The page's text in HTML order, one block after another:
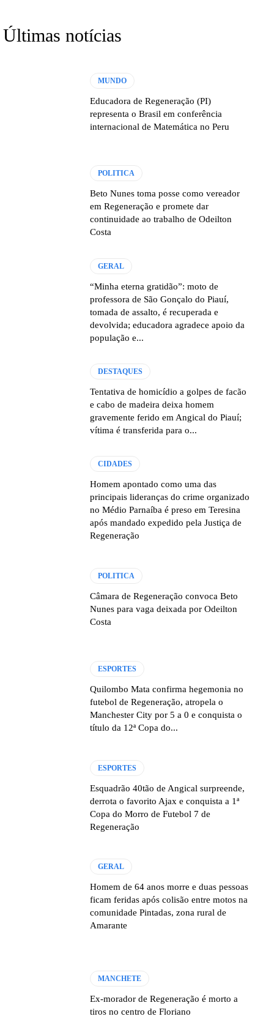
Últimas notícias
MUNDO
Educadora de Regeneração (PI)
representa o Brasil em conferência
internacional de Matemática no Peru
POLITICA
Beto Nunes toma posse como vereador
em Regeneração e promete dar
continuidade ao trabalho de Odeilton
Costa
GERAL
“Minha eterna gratidão”: moto de
professora de São Gonçalo do Piauí,
tomada de assalto, é recuperada e
devolvida; educadora agradece apoio da
população e...
DESTAQUES
Tentativa de homicídio a golpes de facão
e cabo de madeira deixa homem
gravemente ferido em Angical do Piauí;
vítima é transferida para o...
CIDADES
Homem apontado como uma das
principais lideranças do crime organizado
no Médio Parnaíba é preso em Teresina
após mandado expedido pela Justiça de
Regeneração
POLITICA
Câmara de Regeneração convoca Beto
Nunes para vaga deixada por Odeilton
Costa
ESPORTES
Quilombo Mata confirma hegemonia no
futebol de Regeneração, atropela o
Manchester City por 5 a 0 e conquista o
título da 12ª Copa do...
ESPORTES
Esquadrão 40tão de Angical surpreende,
derrota o favorito Ajax e conquista a 1ª
Copa do Morro de Futebol 7 de
Regeneração
GERAL
Homem de 64 anos morre e duas pessoas
ficam feridas após colisão entre motos na
comunidade Pintadas, zona rural de
Amarante
MANCHETE
Ex-morador de Regeneração é morto a
tiros no centro de Floriano